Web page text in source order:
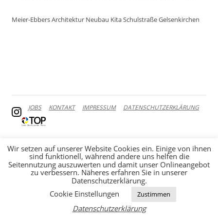
Meier-Ebbers Architektur Neubau Kita Schulstraße Gelsenkirchen
JOBS KONTAKT IMPRESSUM DATENSCHUTZERKLÄRUNG
Wir setzen auf unserer Website Cookies ein. Einige von ihnen
sind funktionell, während andere uns helfen die
Seitennutzung auszuwerten und damit unser Onlineangebot
zu verbessern. Näheres erfahren Sie in unserer
Datenschutzerklärung.
Cookie Einstellungen
Zustimmen
Datenschutzerklärung